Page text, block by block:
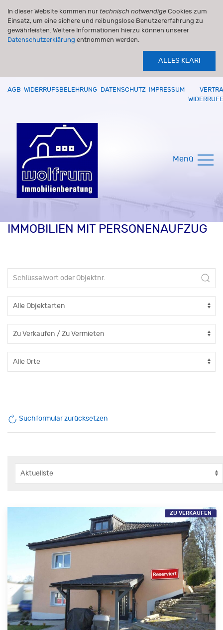
In dieser Website kommen nur technisch notwendige Cookies zum
Einsatz, um eine sichere und reibungslose Benutzererfahrung zu
gewährleisten. Weitere Informationen hierzu können unserer
Datenschutzerklärung entnommen werden.
ALLES KLAR!
AGB WIDERRUFSBELEHRUNG DATENSCHUTZ IMPRESSUM
Menü
IMMOBILIEN MIT PERSONENAUFZUG
Suchformular zurücksetzen
ZU VERKAUFEN